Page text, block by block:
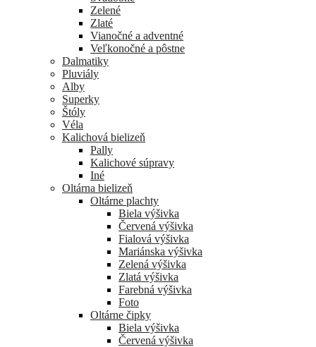
Zelené
Zlaté
Vianočné a adventné
Veľkonočné a pôstne
Dalmatiky
Pluviály
Alby
Superky
Štóly
Véla
Kalichová bielizeň
Pally
Kalichové súpravy
Iné
Oltárna bielizeň
Oltárne plachty
Biela výšivka
Červená výšivka
Fialová výšivka
Mariánska výšivka
Zelená výšivka
Zlatá výšivka
Farebná výšivka
Foto
Oltárne čipky
Biela výšivka
Červená výšivka